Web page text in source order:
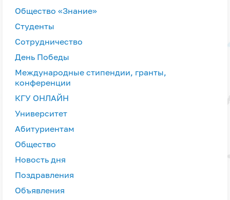
Общество «Знание»
Студенты
Сотрудничество
День Победы
Международные стипендии, гранты,
конференции
КГУ ОНЛАЙН
Университет
Абитуриентам
Общество
Новость дня
Поздравления
Объявления